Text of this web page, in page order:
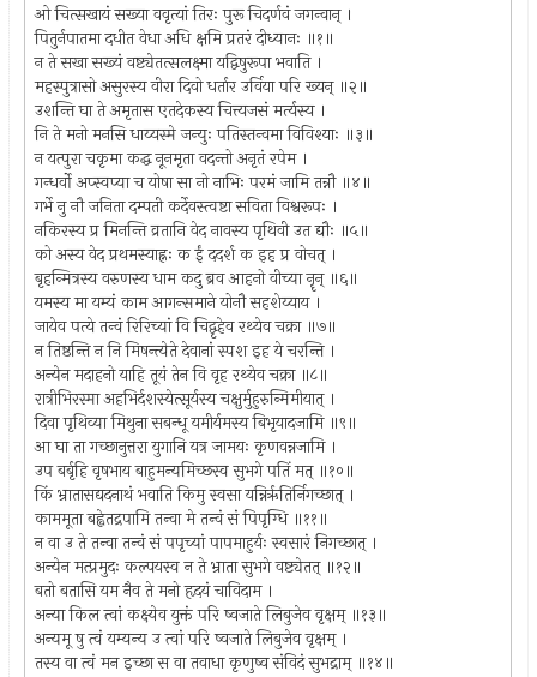
ओ चित्सखायं सख्या ववृत्यां तिरः पुरू चिदर्णवं जगन्वान् ।
पितुर्नपातमा दधीत वेधा अधि क्षमि प्रतरं दीध्यानः ॥१॥
न ते सखा सख्यं वष्ट्येतत्सलक्ष्मा यद्विषुरूपा भवाति ।
महस्पुत्रासो असुरस्य वीरा दिवो धर्तार उर्विया परि ख्यन् ॥२॥
उशन्ति घा ते अमृतास एतदेकस्य चित्त्यजसं मर्त्यस्य ।
नि ते मनो मनसि धाय्यस्मे जन्युः पतिस्तन्वमा विविश्याः ॥३॥
न यत्पुरा चकृमा कद्ध नूनमृता वदन्तो अनृतं रपेम ।
गन्धर्वो अप्स्वप्या च योषा सा नो नाभिः परमं जामि तन्नौ ॥४॥
गर्भे नु नौ जनिता दम्पती कर्देवस्त्वष्टा सविता विश्वरूपः ।
नकिरस्य प्र मिनन्ति व्रतानि वेद नावस्य पृथिवी उत द्यौः ॥५॥
को अस्य वेद प्रथमस्याह्नः क ईं ददर्श क इह प्र वोचत् ।
बृहन्मित्रस्य वरुणस्य धाम कदु ब्रव आहनो वीच्या नॄन् ॥६॥
यमस्य मा यम्यं काम आगन्समाने योनौ सहशेय्याय ।
जायेव पत्ये तन्वं रिरिच्यां वि चिद्वृहेव रथ्येव चक्रा ॥७॥
न तिष्ठन्ति न नि मिषन्त्येते देवानां स्पश इह ये चरन्ति ।
अन्येन मदाहनो याहि तूयं तेन वि वृह रथ्येव चक्रा ॥८॥
रात्रीभिरस्मा अहभिर्दशस्येत्सूर्यस्य चक्षुर्मुहुरुन्मिमीयात् ।
दिवा पृथिव्या मिथुना सबन्धू यमीर्यमस्य बिभृयादजामि ॥९॥
आ घा ता गच्छानुत्तरा युगानि यत्र जामयः कृणवन्नजामि ।
उप बर्बृहि वृषभाय बाहुमन्यमिच्छस्व सुभगे पतिं मत् ॥१०॥
किं भ्रातासद्यदनाथं भवाति किमु स्वसा यन्निरृतिर्निगच्छात् ।
काममूता बह्वेतद्रपामि तन्वा मे तन्वं सं पिपृग्धि ॥११॥
न वा उ ते तन्वा तन्वं सं पपृच्यां पापमाहुर्यः स्वसारं निगच्छात् ।
अन्येन मत्प्रमुदः कल्पयस्व न ते भ्राता सुभगे वष्ट्येतत् ॥१२॥
बतो बतासि यम नैव ते मनो हृदयं चाविदाम ।
अन्या किल त्वां कक्ष्येव युक्तं परि ष्वजाते लिबुजेव वृक्षम् ॥१३॥
अन्यमू षु त्वं यम्यन्य उ त्वां परि ष्वजाते लिबुजेव वृक्षम् ।
तस्य वा त्वं मन इच्छा स वा तवाधा कृणुष्व संविदं सुभद्राम् ॥१४॥